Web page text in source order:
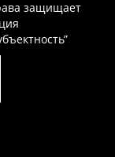
защищает